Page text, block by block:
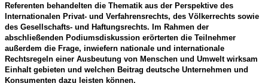
Referenten behandelten die Thematik aus der Perspektive des
Internationalen Privat- und Verfahrensrechts, des Völkerrechts sowie
des Gesellschafts- und Haftungsrechts. Im Rahmen der
abschließenden Podiumsdiskussion erörterten die Teilnehmer
außerdem die Frage, inwiefern nationale und internationale
Rechtsregeln einer Ausbeutung von Menschen und Umwelt wirksam
Einhalt gebieten und welchen Beitrag deutsche Unternehmen und
Konsumenten dazu leisten können.